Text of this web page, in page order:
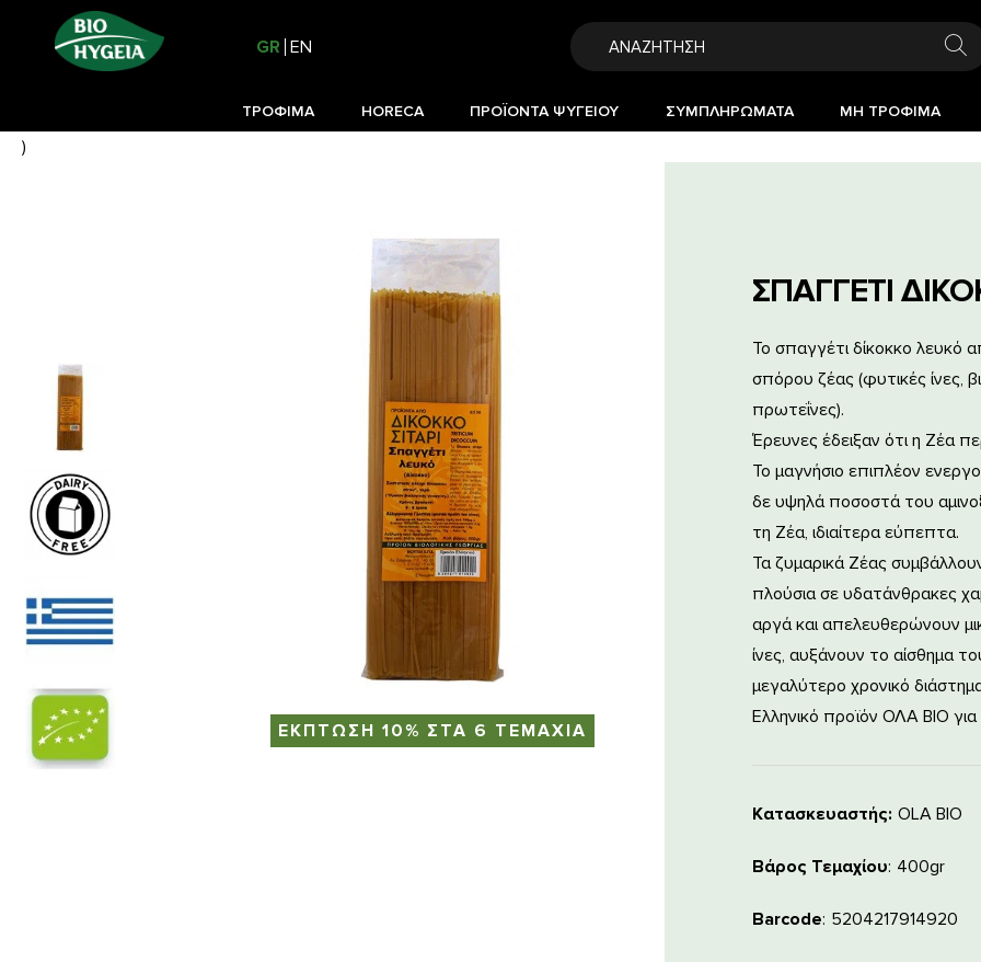
GR EN
ΤΡΟΦΙΜΑ HORECA ΠΡΟΪΟΝΤΑ ΨΥΓΕΙΟΥ ΣΥΜΠΛΗΡΩΜΑΤΑ ΜΗ ΤΡΟΦΙΜΑ
)
ΕΚΠΤΩΣΗ 10% ΣΤΑ 6 ΤΕΜΑΧΙΑ
ΣΠΑΓΓΕΤΙ
Κατασκευαστής: OLA BIO
Βάρος Τεμαχίου 400gr
Barcode 5204217914920
Το σπαγγέτι δίκοκκο λευκό
σπόρου ζέας (φυτικές ίνες,
πρωτεΐνες).
Έρευνες έδειξαν ότι η Ζέα
Το μαγνήσιο επιπλέον
δε υψηλά ποσοστά του
τη Ζέα, ιδιαίτερα εύπεπτα.
Τα ζυμαρικά Ζέας
πλούσια σε υδατάνθρακες
αργά και απελευθερώνουν
ίνες, αυξάνουν το αίσθημα
μεγαλύτερο χρονικό
Ελληνικό προϊόν ΟΛΑ ΒΙΟ για